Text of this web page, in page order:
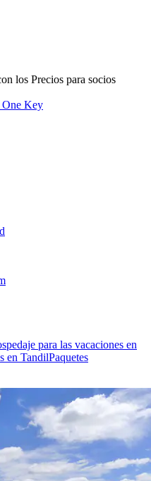
los Precios para socios
One Key
para las vacaciones en
en TandilPaquetes